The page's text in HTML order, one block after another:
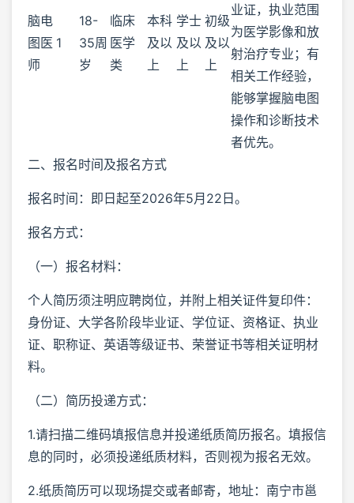
脑电
图医
师
1
18-
35周
岁
临床
医学
类
本科
及以
上
学士
及以
上
初级
及以
上
业证，执业范围
为医学影像和放
射治疗专业；有
相关工作经验，
能够掌握脑电图
操作和诊断技术
者优先。
二、报名时间及报名方式
报名时间：即日起至2026年5月22日。
报名方式：
（一）报名材料：
个人简历须注明应聘岗位，并附上相关证件复印件：
身份证、大学各阶段毕业证、学位证、资格证、执业
证、职称证、英语等级证书、荣誉证书等相关证明材
料。
（二）简历投递方式：
1.请扫描二维码填报信息并投递纸质简历报名。填报信
息的同时，必须投递纸质材料，否则视为报名无效。
2.纸质简历可以现场提交或者邮寄，地址：南宁市邕